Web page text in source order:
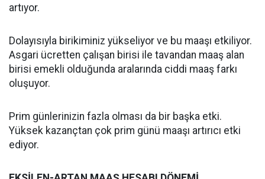
artıyor.
Dolayısıyla birikiminiz yükseliyor ve bu maaşı etkiliyor.
Asgari ücretten çalışan birisi ile tavandan maaş alan
birisi emekli olduğunda aralarında ciddi maaş farkı
oluşuyor.
Prim günlerinizin fazla olması da bir başka etki.
Yüksek kazançtan çok prim günü maaşı artırıcı etki
ediyor.